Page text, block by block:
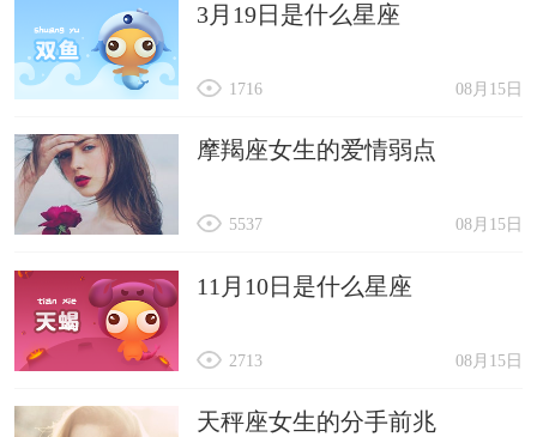
3月19日是什么星座
08月15日
1716
摩羯座女生的爱情弱点
08月15日
5537
11月10日是什么星座
08月15日
2713
天秤座女生的分手前兆